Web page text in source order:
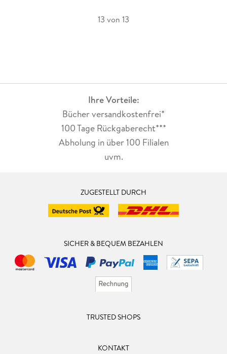
13 von 13
Ihre Vorteile:
Bücher versandkostenfrei*
100 Tage Rückgaberecht***
Abholung in über 100 Filialen
uvm.
ZUGESTELLT DURCH
SICHER & BEQUEM BEZAHLEN
TRUSTED SHOPS
KONTAKT